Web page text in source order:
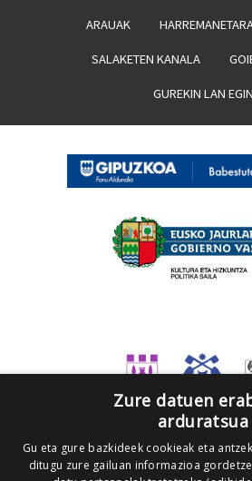
ARAUAK
SALAKETEN KANALA
GUREKIN LAN EGIN
Zure datuen
arduratsua
Gu eta gure bazkideek cookieak eta
ditugu zure gailuan informazioa